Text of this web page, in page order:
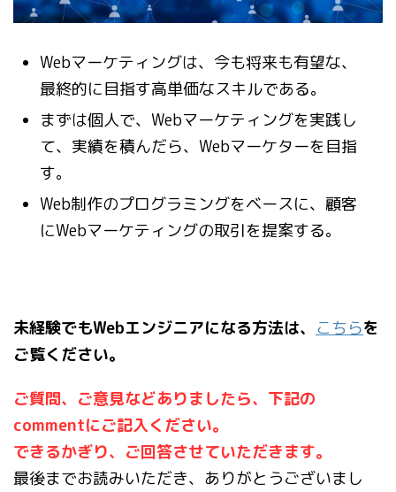
Webマーケティングは、今も将来も有望な、
最終的に目指す高単価なスキルである。
まずは個人で、Webマーケティングを実践し
て、実績を積んだら、Webマーケターを目指
す。
Web制作のプログラミングをベースに、顧客
にWebマーケティングの取引を提案する。
未経験でもWebエンジニアになる方法は、 こちらを
ご覧ください。
ご質問、ご意見などありましたら、下記の
commentにご記入ください。
できるかぎり、ご回答させていただきます。
最後までお読みいただき、ありがとうございまし